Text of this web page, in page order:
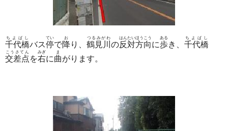
千代橋
ちよばし
バス停
てい
で降
お
り、 鶴見川
つるみがわ
の反対方向
はんたいほうこう
に歩
ある
き、 千代橋
ちよばし
交差点
こうさてん
を右
みぎ
に曲
ま
がります。